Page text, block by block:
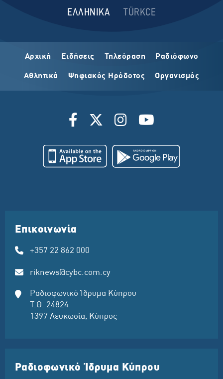
ΕΛΛΗΝΙΚΑ TÜRKCE
Αρχική Ειδήσεις Τηλεόραση Ραδιόφωνο
Αθλητικά Ψηφιακός Ηρόδοτος Οργανισμός
Επικοινωνία
+357 22 862 000
riknews@cybc.com.cy
Ραδιοφωνικό Ίδρυμα Κύπρου
Τ.Θ. 24824
1397 Λευκωσία, Κύπρος
Ραδιοφωνικό Ίδρυμα Κύπρου